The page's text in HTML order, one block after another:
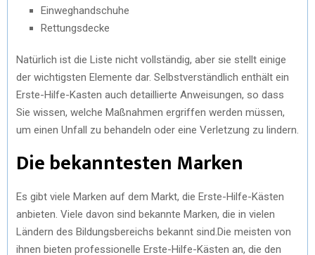
Einweghandschuhe
Rettungsdecke
Natürlich ist die Liste nicht vollständig, aber sie stellt einige
der wichtigsten Elemente dar. Selbstverständlich enthält ein
Erste-Hilfe-Kasten auch detaillierte Anweisungen, so dass
Sie wissen, welche Maßnahmen ergriffen werden müssen,
um einen Unfall zu behandeln oder eine Verletzung zu lindern.
Die bekanntesten Marken
Es gibt viele Marken auf dem Markt, die Erste-Hilfe-Kästen
anbieten. Viele davon sind bekannte Marken, die in vielen
Ländern des Bildungsbereichs bekannt sind.Die meisten von
ihnen bieten professionelle Erste-Hilfe-Kästen an, die den